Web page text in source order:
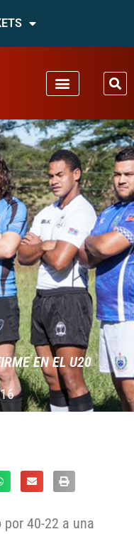
EN EL U20
por 40-22 a una